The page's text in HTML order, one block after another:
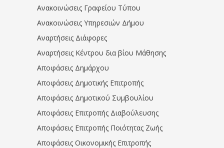
Ανακοινώσεις Γραφείου Τύπου
Ανακοινώσεις Υπηρεσιών Δήμου
Αναρτήσεις Διάφορες
Αναρτήσεις Κέντρου δια βίου Μάθησης
Αποφάσεις Δημάρχου
Αποφάσεις Δημοτικής Επιτροπής
Αποφάσεις Δημοτικού Συμβουλίου
Αποφάσεις Επιτροπής Διαβούλευσης
Αποφάσεις Επιτροπής Ποιότητας Ζωής
Αποφάσεις Οικονομικής Επιτροπής